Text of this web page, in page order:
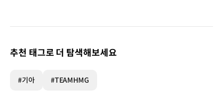
추천 태그로 더 탐색해보세요
#기아 #TEAMHMG